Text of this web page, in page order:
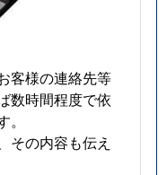
客様の連絡先等
数時間程度で依
その内容も伝え